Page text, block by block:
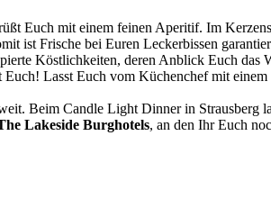
Euch mit einem feinen Aperitif. Im
ist Frische bei Euren Leckerbissen
Köstlichkeiten, deren Anblick Euch
Lasst Euch vom Küchenchef mit
Beim Candle Light Dinner in
Lakeside Burghotels, an den Ihr Euch